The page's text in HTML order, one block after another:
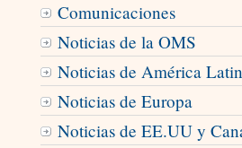
Comunicaciones
Noticias de la OMS
Noticias de América
Noticias de Europa
Noticias de EE.UU y